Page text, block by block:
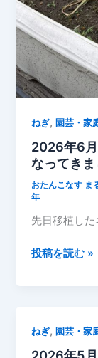
葉
き
ゅ
う
り
や
も
も
も
収
穫
た
月
菜
ねぎ,園芸・
2026年6
なってきま
おたんこなす ま
年
先日移植した
2026
日
移
投稿を読む »
ねぎ,園芸・